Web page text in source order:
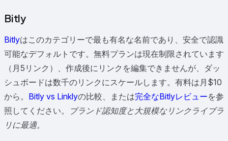
Bitly
Bitlyはこのカテゴリーで最も有名な名前であり、安全で認識
可能なデフォルトです。無料プランは現在制限されています
（月5リンク）、作成後にリンクを編集できませんが、ダッ
シュボードは数千のリンクにスケールします。有料は月$10
から。 Bitly vs Linklyの比較、または完全なBitlyレビューを参
照してください。
ブランド認知度と大規模なリンクライブラ
リに最適。